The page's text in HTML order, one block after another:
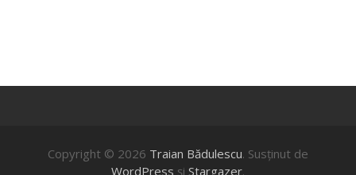
Copyright © 2026 Traian Bădulescu. Susţinut de
WordPress şi Stargazer.